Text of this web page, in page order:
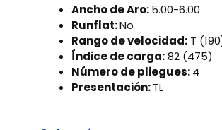
Ancho de Aro:5.00-6.00
Runflat:No
Rango de velocidad: T
Índice de carga:82 (475)
Número de pliegues:4
Presentación:TL